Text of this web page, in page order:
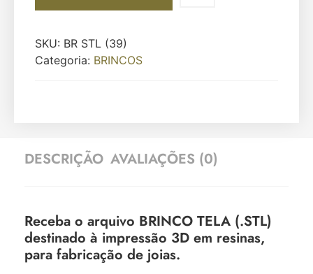
SKU: BR STL (39)
Categoria: BRINCOS
DESCRIÇÃO AVALIAÇÕES (0)
Receba o arquivo BRINCO TELA (.STL)
destinado à impressão 3D em resinas,
para fabricação de joias.